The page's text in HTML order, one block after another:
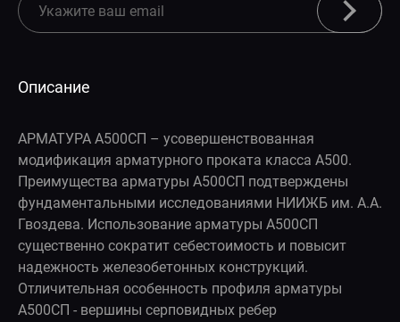
Описание
АРМАТУРА А500СП – усовершенствованная
модификация арматурного проката класса А500.
Преимущества арматуры А500СП подтверждены
фундаментальными исследованиями НИИЖБ им. А.А.
Гвоздева. Использование арматуры А500СП
существенно сократит себестоимость и повысит
надежность железобетонных конструкций.
Отличительная особенность профиля арматуры
А500СП - вершины серповидных ребер